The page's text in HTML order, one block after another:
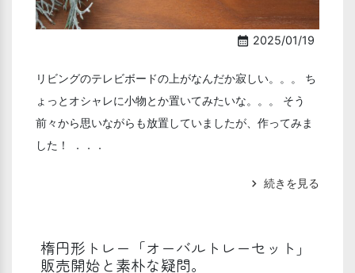
calendar_month 2025/01/19
リビングのテレビボードの上がなんだか寂しい。。。 ち
ょっとオシャレに小物とか置いてみたいな。。。 そう
前々から思いながらも放置していましたが、作ってみま
した！ ．．．
chevron_right 続きを見る
楕円形トレー「オーバルトレーセット」
販売開始と素朴な疑問。